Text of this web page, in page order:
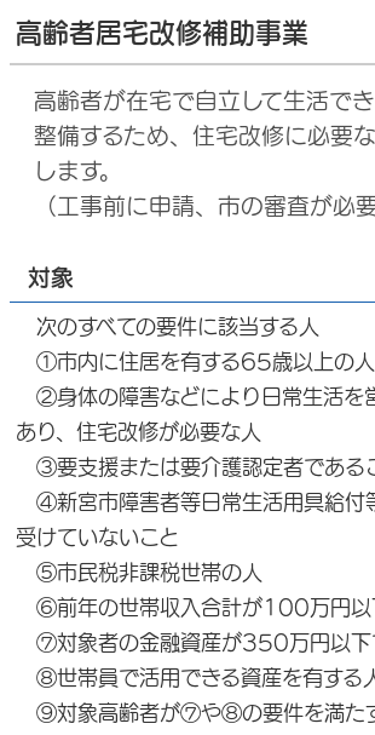
高齢者居宅改修補助事業
高齢者が在宅で自立して生活で
整備するため、住宅改修に必要
します。
（工事前に申請、市の審査が必要
対象
次のすべての要件に該当する人
①市内に住居を有する65歳以上の人
②身体の障害などにより日常生活を
あり、住宅改修が必要な人
③要支援または要介護認定者である
④新宮市障害者等日常生活用具給付
受けていないこと
⑤市民税非課税世帯の人
⑥前年の世帯収入合計が100万円以
⑦対象者の金融資産が350万円以下
⑧世帯員で活用できる資産を有する
⑨対象高齢者が⑦や⑧の要件を満た